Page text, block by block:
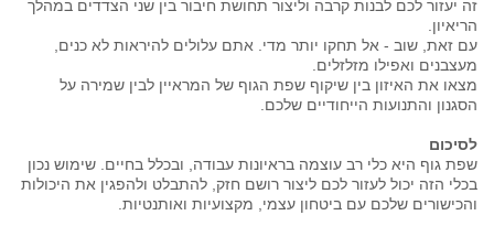
זה יעזור לכם לבנות קרבה וליצור תחושת חיבור בין שני הצדדים במהלך
הריאיון.
עם זאת, שוב - אל תחקו יותר מדי. אתם עלולים להיראות לא כנים,
מעצבנים ואפילו מזלזלים.
מצאו את האיזון בין שיקוף שפת הגוף של המראיין לבין שמירה על
הסגנון והתנועות הייחודיים שלכם.
לסיכום
שפת גוף היא כלי רב עוצמה בראיונות עבודה, ובכלל בחיים. שימוש נכון
בכלי הזה יכול לעזור לכם ליצור רושם חזק, להתבלט ולהפגין את היכולות
והכישורים שלכם עם ביטחון עצמי, מקצועיות ואותנטיות.